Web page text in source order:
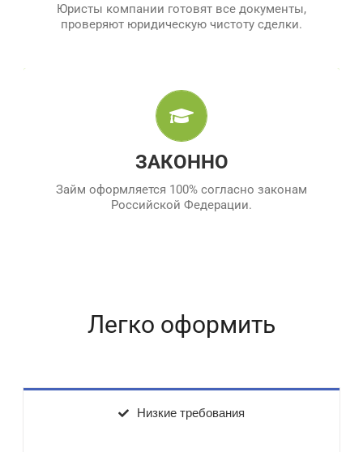
Юристы компании готовят все документы,
проверяют юридическую чистоту сделки.
ЗАКОННО
Займ оформляется 100% согласно законам
Российской Федерации.
ВСЕ СОГЛАСНО ЗАКОНУ
Компания имеет все необходимые документы о
государственной регистрации и работает
Легко оформить
Низкие требования